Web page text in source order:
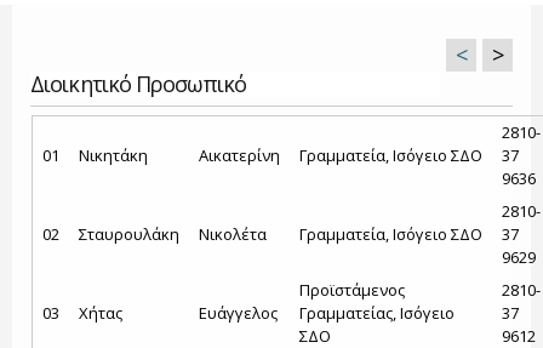
Διοικητικό Προσωπικό
< >
01 Νικητάκη Αικατερίνη Γραμματεία, Ισόγειο ΣΔΟ
2810-
37
9636
02 Σταυρουλάκη Νικολέτα Γραμματεία, Ισόγειο ΣΔΟ
2810-
37
9629
03 Χήτας Ευάγγελος
Προϊστάμενος
Γραμματείας, Ισόγειο
ΣΔΟ
2810-
37
9612